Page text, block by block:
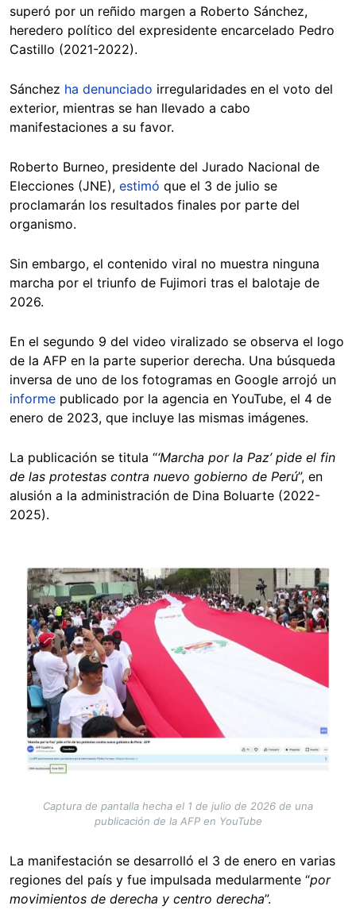
superó por un reñido margen a Roberto Sánchez,
heredero político del expresidente encarcelado Pedro
Castillo (2021-2022).
Sánchez ha denunciado irregularidades en el voto del
exterior, mientras se han llevado a cabo
manifestaciones a su favor.
Roberto Burneo, presidente del Jurado Nacional de
Elecciones (JNE), estimó que el 3 de julio se
proclamarán los resultados finales por parte del
organismo.
Sin embargo, el contenido viral no muestra ninguna
marcha por el triunfo de Fujimori tras el balotaje de
2026.
En el segundo 9 del video viralizado se observa el logo
de la AFP en la parte superior derecha. Una búsqueda
inversa de uno de los fotogramas en Google arrojó un
informe publicado por la agencia en YouTube, el 4 de
enero de 2023, que incluye las mismas imágenes.
La publicación se titula “‘Marcha por la Paz’ pide el fin
de las protestas contra nuevo gobierno de Perú”, en
alusión a la administración de Dina Boluarte (2022-
2025).
Image
Captura de pantalla hecha el 1 de julio de 2026 de una
publicación de la AFP en YouTube
La manifestación se desarrolló el 3 de enero en varias
regiones del país y fue impulsada medularmente “por
movimientos de derecha y centro derecha”.